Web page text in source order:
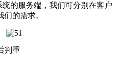
的服务端，我们可分别在客户
的需求。
判重